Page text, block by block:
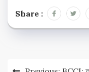
Share :
Post